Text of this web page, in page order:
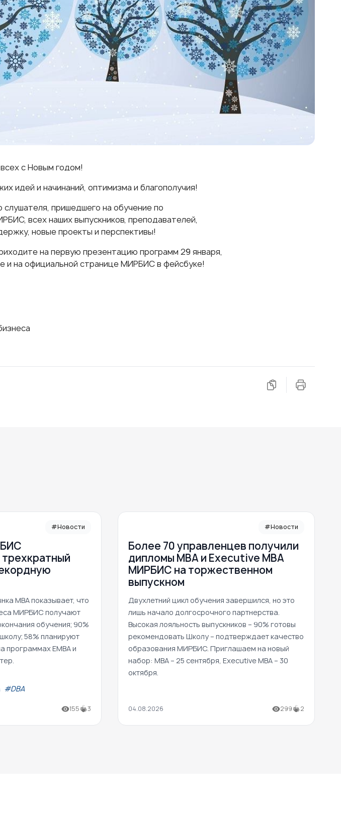
с Новым годом!
идей и начинаний, оптимизма и благополучия!
пришедшего на обучение по
всех наших выпускников, преподавателей,
новые проекты и перспективы!
на первую презентацию программ 29 января,
и на официальной страницеМИРБИСв фейсбуке!
#Новости
MBA показывает, что
МИРБИС получают
обучения; 90%
58% планируют
программах EMBA и
#DBA
155 3
#Новости
Более 70 управленцев получили
дипломы MBA и Executive MBA
МИРБИС на торжественном
выпускном
Двухлетний цикл обучения завершился, но это
лишь начало долгосрочного партнерства.
Высокая лояльность выпускников – 90% готовы
рекомендовать Школу – подтверждает качество
образования МИРБИС. Приглашаем на новый
набор: MBA – 25 сентября, Executive MBA – 30
октября.
04.08.2026 299 2